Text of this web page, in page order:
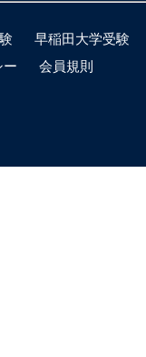
早稲田大学受験
ー 会員規則